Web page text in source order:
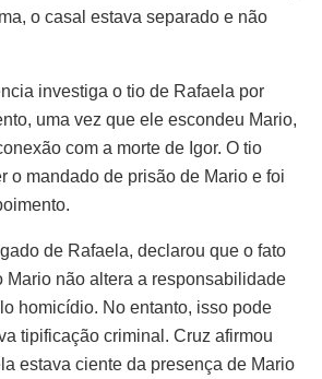
o casal estava separado e não
investiga o tio de Rafaela por
uma vez que ele escondeu Mario,
com a morte de Igor. O tio
o mandado de prisão de Mario e foi
de Rafaela, declarou que o fato
Mario não altera a responsabilidade
homicídio. No entanto, isso pode
tipificação criminal. Cruz afirmou
estava ciente da presença de Mario